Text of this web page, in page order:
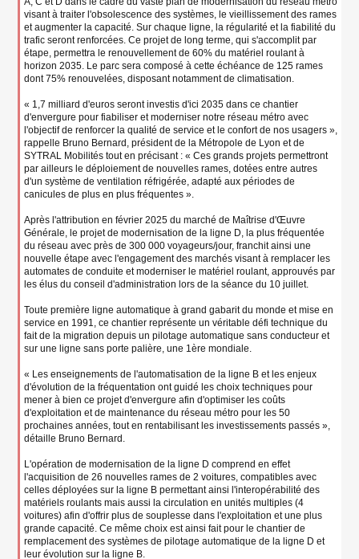
visant à traiter l'obsolescence des systèmes, le vieillissement des rames
et augmenter la capacité. Sur chaque ligne, la régularité et la fiabilité du
trafic seront renforcées. Ce projet de long terme, qui s'accomplit par
étape, permettra le renouvellement de 60% du matériel roulant à
horizon 2035. Le parc sera composé à cette échéance de 125 rames
dont 75% renouvelées, disposant notamment de climatisation.
« 1,7 milliard d'euros seront investis d'ici 2035 dans ce chantier
d'envergure pour fiabiliser et moderniser notre réseau métro avec
l'objectif de renforcer la qualité de service et le confort de nos usagers »,
rappelle Bruno Bernard, président de la Métropole de Lyon et de
SYTRAL Mobilités tout en précisant : « Ces grands projets permettront
par ailleurs le déploiement de nouvelles rames, dotées entre autres
d'un système de ventilation réfrigérée, adapté aux périodes de
canicules de plus en plus fréquentes ».
Après l'attribution en février 2025 du marché de Maîtrise d'Œuvre
Générale, le projet de modernisation de la ligne D, la plus fréquentée
du réseau avec près de 300 000 voyageurs/jour, franchit ainsi une
nouvelle étape avec l'engagement des marchés visant à remplacer les
automates de conduite et moderniser le matériel roulant, approuvés par
les élus du conseil d'administration lors de la séance du 10 juillet.
Toute première ligne automatique à grand gabarit du monde et mise en
service en 1991, ce chantier représente un véritable défi technique du
fait de la migration depuis un pilotage automatique sans conducteur et
sur une ligne sans porte palière, une 1ère mondiale.
« Les enseignements de l'automatisation de la ligne B et les enjeux
d'évolution de la fréquentation ont guidé les choix techniques pour
mener à bien ce projet d'envergure afin d'optimiser les coûts
d'exploitation et de maintenance du réseau métro pour les 50
prochaines années, tout en rentabilisant les investissements passés »,
détaille Bruno Bernard.
L'opération de modernisation de la ligne D comprend en effet
l'acquisition de 26 nouvelles rames de 2 voitures, compatibles avec
celles déployées sur la ligne B permettant ainsi l'interopérabilité des
matériels roulants mais aussi la circulation en unités multiples (4
voitures) afin d'offrir plus de souplesse dans l'exploitation et une plus
grande capacité. Ce même choix est ainsi fait pour le chantier de
remplacement des systèmes de pilotage automatique de la ligne D et
leur évolution sur la ligne B.